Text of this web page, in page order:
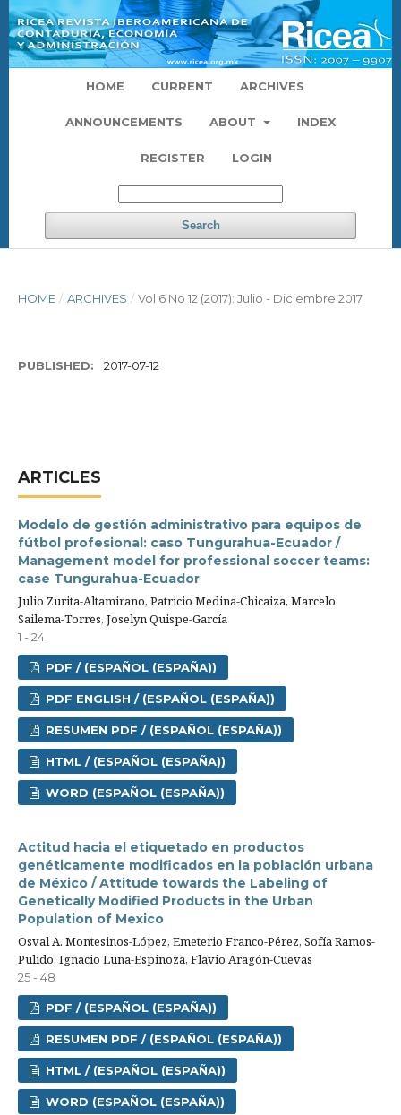
HOME CURRENT ARCHIVES
ANNOUNCEMENTS ABOUT INDEX
REGISTER LOGIN
Search
HOME / ARCHIVES / Vol 6 No 12 (2017): Julio - Diciembre 2017
PUBLISHED: 2017-07-12
ARTICLES
Modelo de gestión administrativo para equipos de
fútbol profesional: caso Tungurahua-Ecuador /
Management model for professional soccer teams:
case Tungurahua-Ecuador
Julio Zurita-Altamirano, Patricio Medina-Chicaiza, Marcelo
Sailema-Torres, Joselyn Quispe-García
1 - 24
PDF / (ESPAÑOL (ESPAÑA))
PDF ENGLISH / (ESPAÑOL (ESPAÑA))
RESUMEN PDF / (ESPAÑOL (ESPAÑA))
HTML / (ESPAÑOL (ESPAÑA))
WORD (ESPAÑOL (ESPAÑA))
Actitud hacia el etiquetado en productos
genéticamente modificados en la población urbana
de México / Attitude towards the Labeling of
Genetically Modified Products in the Urban
Population of Mexico
Osval A. Montesinos-López, Emeterio Franco-Pérez, Sofía Ramos-
Pulido, Ignacio Luna-Espinoza, Flavio Aragón-Cuevas
25 - 48
PDF / (ESPAÑOL (ESPAÑA))
RESUMEN PDF / (ESPAÑOL (ESPAÑA))
HTML / (ESPAÑOL (ESPAÑA))
WORD (ESPAÑOL (ESPAÑA))